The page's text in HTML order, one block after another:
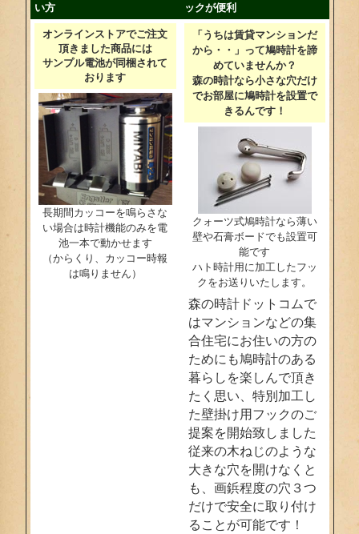
い方
ックが便利
オンラインストアでご注文
頂きました商品には
サンプル電池が同梱されて
おります
長期間カッコーを鳴らさな
い場合は時計機能のみを電
池一本で動かせます
（からくり、カッコー時報
は鳴りません）
「うちは賃貸マンションだ
から・・」って鳩時計を諦
めていませんか？
森の時計なら小さな穴だけ
でお部屋に鳩時計を設置で
きるんです！
クォーツ式鳩時計なら薄い
壁や石膏ボードでも設置可
能です
ハト時計用に加工したフッ
クをお送りいたします。
森の時計ドットコムで
はマンションなどの集
合住宅にお住いの方の
ためにも鳩時計のある
暮らしを楽しんで頂き
たく思い、特別加工し
た壁掛け用フックのご
提案を開始致しました
従来の木ねじのような
大きな穴を開けなくと
も、画鋲程度の穴３つ
だけで安全に取り付け
ることが可能です！